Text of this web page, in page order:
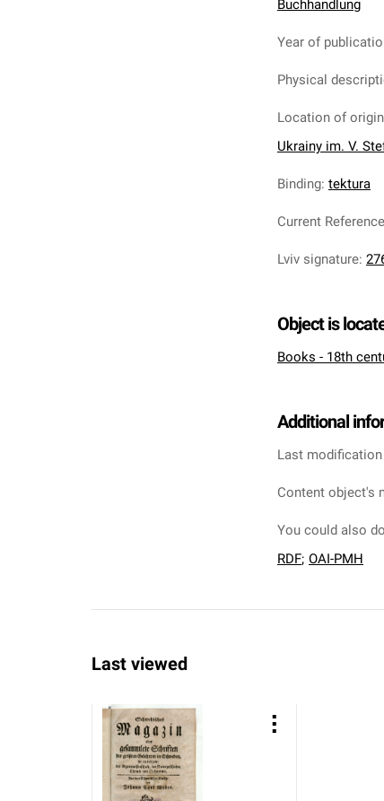
Buchhandlung
Year of
Physical
Location of
Ukrainy im. V.
Binding: tektura
Current Reference
Lviv signature:
Object is
Books - 18th
Additional
Last modification
Content object's
You could also
RDF; OAI-PMH
Last viewed